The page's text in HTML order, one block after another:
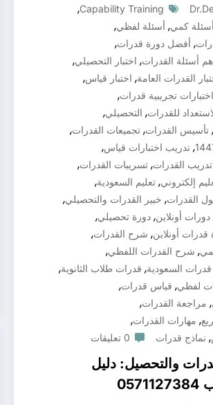
Capability Training
,
أسئلة كمي, أسئلة لفظي,
, أفضل دورة قدرات,
أسئلة القدرات, اختبار التحصيلي,
القدرات العامة, اختبار قياس,
اختبارات تجريبية قدرات,
للقدرات, التحصيلي,
, تأسيس القدرات, تجميعات القدرات,
, تدريب اختبارات قياس,
تدريب القدرات, تسريبات القدرات,
إلكتروني, تعليم السعودية,
القدرات, خبير القدرات والتحصيلي,
دورات أونلاين, دورة تحصيلي,
قدرات أونلاين, شرح القدرات,
, شرح القدرات اللفظي,
قدرات السعودية, قدرات طلاب الثانوية,
لفظي, قياس قدرات,
, مراجعة القدرات,
, مهارات القدرات,
, نماذج قدرات 0 تعليقات
والتحصيل: دليل